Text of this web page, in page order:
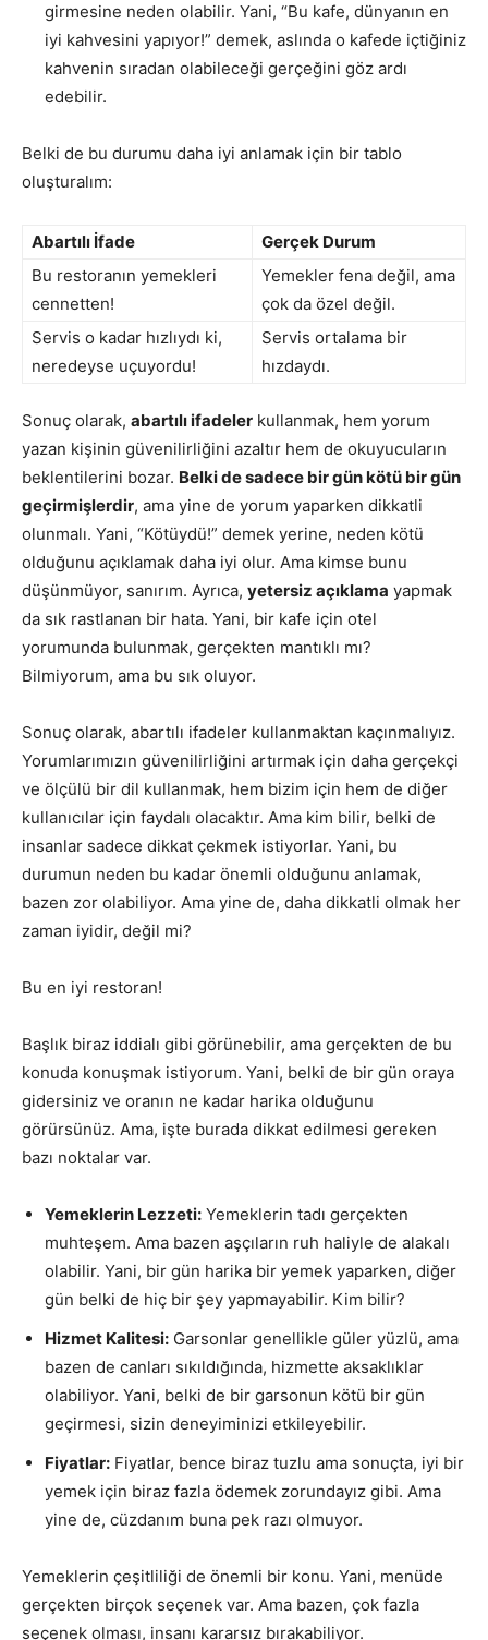
girmesine neden olabilir. Yani, “Bu kafe, dünyanın en
iyi kahvesini yapıyor!” demek, aslında o kafede içtiğiniz
kahvenin sıradan olabileceği gerçeğini göz ardı
edebilir.
Belki de bu durumu daha iyi anlamak için bir tablo
oluşturalım:
Abartılı İfade
Gerçek Durum
Bu restoranın yemekleri
cennetten!
Yemekler fena değil, ama
çok da özel değil.
Servis o kadar hızlıydı ki,
neredeyse uçuyordu!
Servis ortalama bir
hızdaydı.
Sonuç olarak, abartılı ifadeler kullanmak, hem yorum
yazan kişinin güvenilirliğini azaltır hem de okuyucuların
beklentilerini bozar. Belki de sadece bir gün kötü bir gün
geçirmişlerdir, ama yine de yorum yaparken dikkatli
olunmalı. Yani, “Kötüydü!” demek yerine, neden kötü
olduğunu açıklamak daha iyi olur. Ama kimse bunu
düşünmüyor, sanırım. Ayrıca, yetersiz açıklama yapmak
da sık rastlanan bir hata. Yani, bir kafe için otel
yorumunda bulunmak, gerçekten mantıklı mı?
Bilmiyorum, ama bu sık oluyor.
Sonuç olarak, abartılı ifadeler kullanmaktan kaçınmalıyız.
Yorumlarımızın güvenilirliğini artırmak için daha gerçekçi
ve ölçülü bir dil kullanmak, hem bizim için hem de diğer
kullanıcılar için faydalı olacaktır. Ama kim bilir, belki de
insanlar sadece dikkat çekmek istiyorlar. Yani, bu
durumun neden bu kadar önemli olduğunu anlamak,
bazen zor olabiliyor. Ama yine de, daha dikkatli olmak her
zaman iyidir, değil mi?
Bu en iyi restoran!
Başlık biraz iddialı gibi görünebilir, ama gerçekten de bu
konuda konuşmak istiyorum. Yani, belki de bir gün oraya
gidersiniz ve oranın ne kadar harika olduğunu
görürsünüz. Ama, işte burada dikkat edilmesi gereken
bazı noktalar var.
Yemeklerin Lezzeti: Yemeklerin tadı gerçekten
muhteşem. Ama bazen aşçıların ruh haliyle de alakalı
olabilir. Yani, bir gün harika bir yemek yaparken, diğer
gün belki de hiç bir şey yapmayabilir. Kim bilir?
Hizmet Kalitesi: Garsonlar genellikle güler yüzlü, ama
bazen de canları sıkıldığında, hizmette aksaklıklar
olabiliyor. Yani, belki de bir garsonun kötü bir gün
geçirmesi, sizin deneyiminizi etkileyebilir.
Fiyatlar: Fiyatlar, bence biraz tuzlu ama sonuçta, iyi bir
yemek için biraz fazla ödemek zorundayız gibi. Ama
yine de, cüzdanım buna pek razı olmuyor.
Yemeklerin çeşitliliği de önemli bir konu. Yani, menüde
gerçekten birçok seçenek var. Ama bazen, çok fazla
seçenek olması, insanı kararsız bırakabiliyor.